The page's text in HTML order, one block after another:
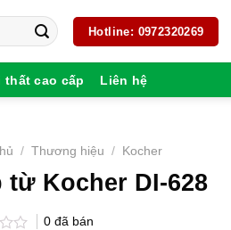
Hotline: 0972320269
thất cao cấp Liên hệ
/ Thương hiệu / Kocher
từ Kocher DI-628
0đã bán